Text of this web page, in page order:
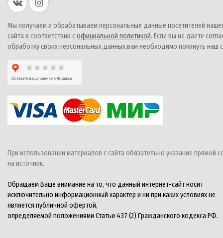
Мы получаем и обрабатываем персональные данные посетителей
сайта в соответствии софициальной политикой. Если вы не даете
обработку своих персональных данных,вам необходимо покинуть наш
При использовании материалов с сайта обязательно указание прямой
на источник.
Обращаем Ваше внимание на то, что данный интернет-сайт носит
исключительно информационный характер и ни при каких условиях не
является публичной офертой,
определяемой положениями Статьи 437 (2) Гражданского кодекса РФ.